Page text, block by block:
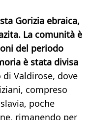
Gorizia ebraica,
La comunità è
del periodo
è stata divisa
Valdirose, dove
compreso
poche
rimanendo per